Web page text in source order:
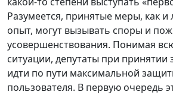
Разумеется, принятые меры, как
опыт, могут вызывать споры и
усовершенствования. Понимая
ситуации, депутаты при принятии
идти по пути максимальной
пользователя. В первую очередь